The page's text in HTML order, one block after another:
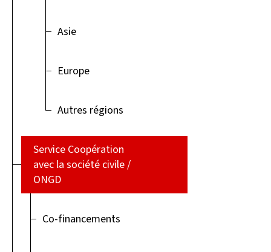
Asie
Europe
Autres régions
Service Coopération
avec la société civile /
ONGD
Co-financements